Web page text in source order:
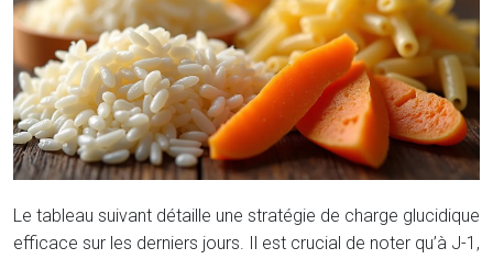
Le tableau suivant détaille une stratégie de charge glucidique
efficace sur les derniers jours. Il est crucial de noter qu’à J-1,